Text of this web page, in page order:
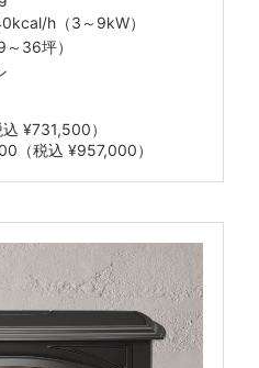
h（3～9kW）
36坪）
¥731,500）
（税込 ¥957,000）